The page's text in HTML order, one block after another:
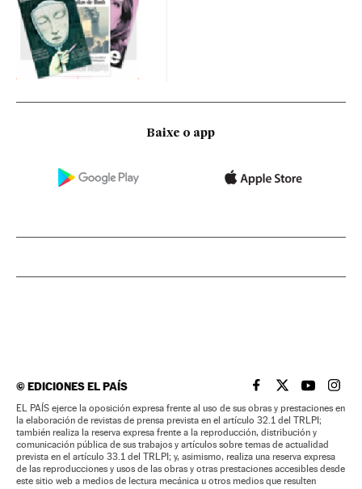
Baixe o app
©EDICIONES EL PAÍS EL PAÍS BRASIL EN
EL PAÍSEL PAÍS
EL
EL PAÍS ejerce la oposición expresa frente al uso de sus obras y prestaciones en
la elaboración de revistas de prensa prevista en el artículo 32.1 del TRLPI;
también realiza la reserva expresa frente a la reproducción, distribución y
comunicación pública de sus trabajos y artículos sobre temas de actualidad
prevista en el artículo 33.1 del TRLPI; y, asimismo, realiza una reserva expresa
de las reproducciones y usos de las obras y otras prestaciones accesibles desde
este sitio web a medios de lectura mecánica u otros medios que resulten